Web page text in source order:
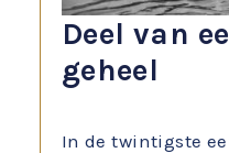
Deel van
geheel
In de twintigste